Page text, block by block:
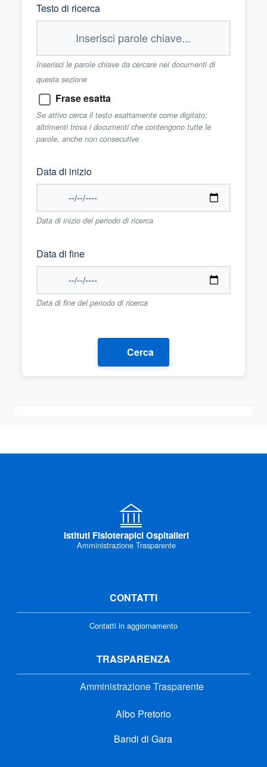
Testo di ricerca
Inserisci le parole chiave da cercare nei documenti di
questa sezione
Frase esatta
Se attivo cerca il testo esattamente come digitato;
altrimenti trova i documenti che contengono tutte le
parole, anche non consecutive
Data di inizio
Data di inizio del periodo di ricerca
Data di fine
Data di fine del periodo di ricerca
Cerca
Istituti Fisioterapici Ospitalieri
Amministrazione Trasparente
CONTATTI
Contatti in aggiornamento
TRASPARENZA
Amministrazione Trasparente
Albo Pretorio
Bandi di Gara